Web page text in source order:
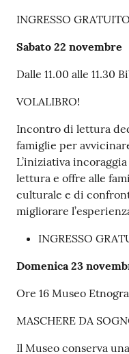
INGRESSO GRATUITO
Sabato 22 novembre
Dalle 11.00 alle 11.30
VOLALIBRO!
Incontro di lettura
famiglie per
L’iniziativa
lettura e offre alle
culturale e di
migliorare
INGRESSO
Domenica 23
Ore 16 Museo
MASCHERE DA
Il Museo conserva